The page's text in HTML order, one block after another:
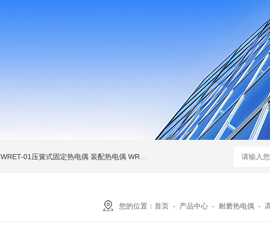
WRET-01压簧式固定热电偶 装配热电偶 WRP高温贵金属铂铑热电偶 WRN-530直角
您的位置： 首页 - 产品中心 - 耐磨热电偶 -